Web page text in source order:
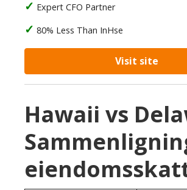
Expert CFO Partner
80% Less Than InHse
Visit site
Hawaii vs